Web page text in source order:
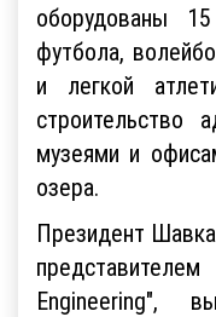
оборудованы
футбола,
и легкой
строительство
музеями и
озера.
Президент
Engineering",